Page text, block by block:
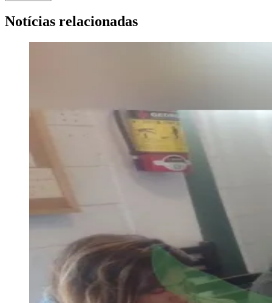
Notícias relacionadas